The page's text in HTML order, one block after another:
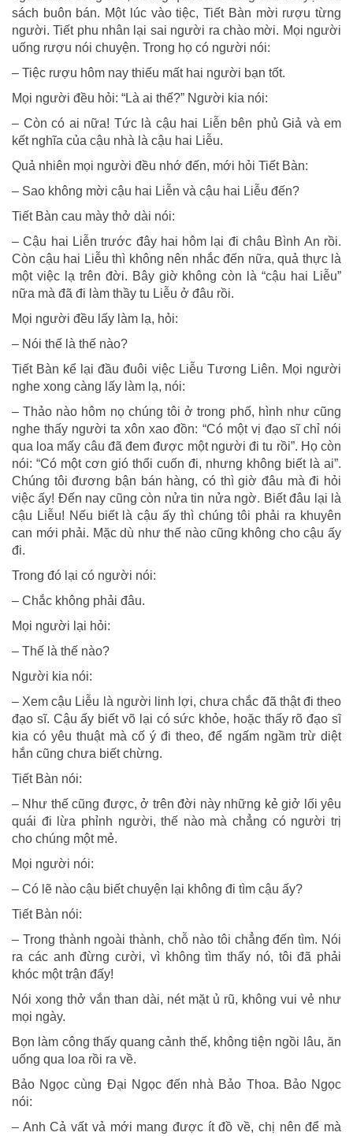
sách buôn bán. Một lúc vào tiệc, Tiết Bàn mời rượu từng
người. Tiết phu nhân lại sai người ra chào mời. Mọi người
uống rượu nói chuyện. Trong họ có người nói:
– Tiệc rượu hôm nay thiếu mất hai người bạn tốt.
Mọi người đều hỏi: “Là ai thế?” Người kia nói:
– Còn có ai nữa! Tức là cậu hai Liễn bên phủ Giả và em
kết nghĩa của cậu nhà là cậu hai Liễu.
Quả nhiên mọi người đều nhớ đến, mới hỏi Tiết Bàn:
– Sao không mời cậu hai Liễn và cậu hai Liễu đến?
Tiết Bàn cau mày thở dài nói:
– Cậu hai Liễn trước đây hai hôm lại đi châu Bình An rồi.
Còn cậu hai Liễu thì không nên nhắc đến nữa, quả thực là
một việc lạ trên đời. Bây giờ không còn là “cậu hai Liễu”
nữa mà đã đi làm thầy tu Liễu ở đâu rồi.
Mọi người đều lấy làm lạ, hỏi:
– Nói thế là thế nào?
Tiết Bàn kể lại đầu đuôi việc Liễu Tương Liên. Mọi người
nghe xong càng lấy làm lạ, nói:
– Thảo nào hôm nọ chúng tôi ở trong phố, hình như cũng
nghe thấy người ta xôn xao đồn: “Có một vị đạo sĩ chỉ nói
qua loa mấy câu đã đem được một người đi tu rồi”. Họ còn
nói: “Có một cơn gió thổi cuốn đi, nhưng không biết là ai”.
Chúng tôi đương bận bán hàng, có thì giờ đâu mà đi hỏi
việc ấy! Đến nay cũng còn nửa tin nửa ngờ. Biết đâu lại là
cậu Liễu! Nếu biết là cậu ấy thì chúng tôi phải ra khuyên
can mới phải. Mặc dù như thế nào cũng không cho cậu ấy
đi.
Trong đó lại có người nói:
– Chắc không phải đâu.
Mọi người lại hỏi:
– Thế là thế nào?
Người kia nói:
– Xem cậu Liễu là người linh lợi, chưa chắc đã thật đi theo
đạo sĩ. Cậu ấy biết võ lại có sức khỏe, hoặc thấy rõ đạo sĩ
kia có yêu thuật mà cố ý đi theo, để ngấm ngầm trừ diệt
hắn cũng chưa biết chừng.
Tiết Bàn nói:
– Như thế cũng được, ở trên đời này những kẻ giở lối yêu
quái đi lừa phỉnh người, thế nào mà chẳng có người trị
cho chúng một mẻ.
Mọi người nói:
– Có lẽ nào cậu biết chuyện lại không đi tìm cậu ấy?
Tiết Bàn nói:
– Trong thành ngoài thành, chỗ nào tôi chẳng đến tìm. Nói
ra các anh đừng cười, vì không tìm thấy nó, tôi đã phải
khóc một trận đấy!
Nói xong thở vắn than dài, nét mặt ủ rũ, không vui vẻ như
mọi ngày.
Bọn làm công thấy quang cảnh thế, không tiện ngồi lâu, ăn
uống qua loa rồi ra về.
Bảo Ngọc cùng Đại Ngọc đến nhà Bảo Thoa. Bảo Ngọc
nói:
– Anh Cả vất vả mới mang được ít đồ về, chị nên để mà